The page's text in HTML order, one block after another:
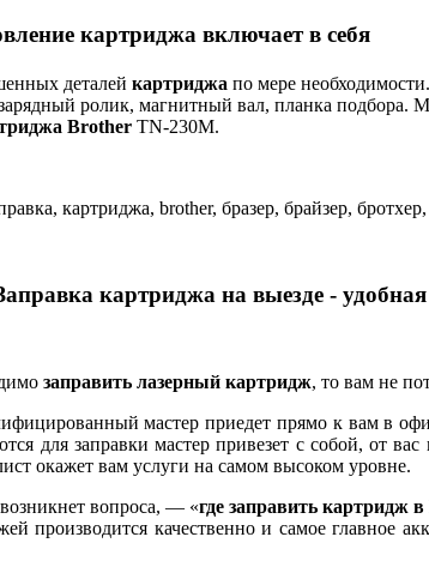
картриджа включает в себя
деталей картриджа по мере
ролик, магнитный вал, планка подбора.
Brother TN-230M.
картриджа, brother, бразер, брайзер,
картриджа на выезде -
заправить лазерный картридж, то вам не
мастер приедет прямо к вам в
для заправки мастер привезет с собой, от
окажет вам услуги на самом высоком уровне.
вопроса, — «где заправить картридж
производится качественно и самое главное